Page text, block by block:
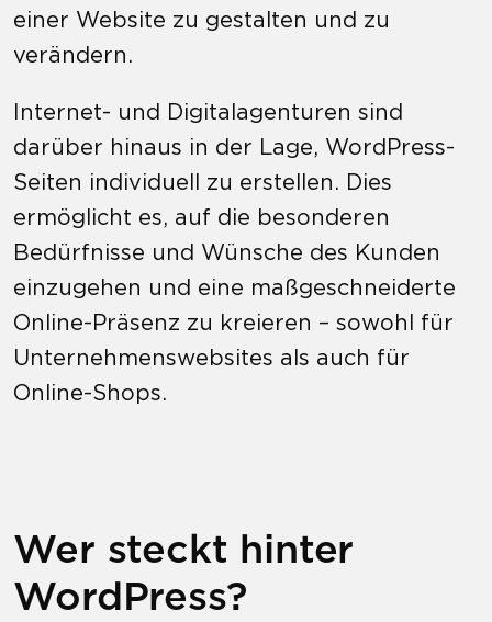
einer Website zu gestalten und zu
verändern.
Internet- und Digitalagenturen sind
darüber hinaus in der Lage, WordPress-
Seiten individuell zu erstellen. Dies
ermöglicht es, auf die besonderen
Bedürfnisse und Wünsche des Kunden
einzugehen und eine maßgeschneiderte
Online-Präsenz zu kreieren – sowohl für
Unternehmenswebsites als auch für
Online-Shops.
Wer steckt hinter
WordPress?